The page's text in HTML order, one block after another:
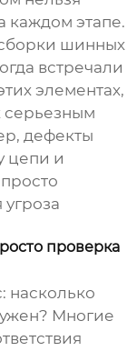
каждом этапе.
шинных
встречали
элементах,
серьезным
дефекты
цепи и
проверка
насколько
Многие